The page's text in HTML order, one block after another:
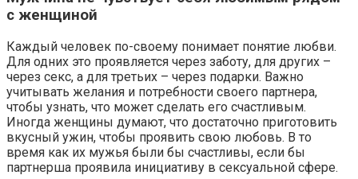
с женщиной
Каждый человек по-своему понимает понятие любви.
Для одних это проявляется через заботу, для других –
через секс, а для третьих – через подарки. Важно
учитывать желания и потребности своего партнера,
чтобы узнать, что может сделать его счастливым.
Иногда женщины думают, что достаточно приготовить
вкусный ужин, чтобы проявить свою любовь. В то
время как их мужья были бы счастливы, если бы
партнерша проявила инициативу в сексуальной сфере.